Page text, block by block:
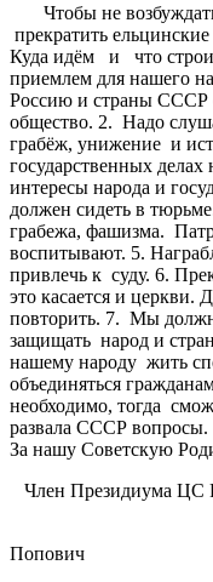
Чтобы не возбуждать
прекратить
Куда идём и что
приемлем для нашего
Россию и страны СССР
общество. 2. Надо
грабёж, унижение и
государственных
интересы народа и
должен сидеть в
грабежа, фашизма.
воспитывают. 5.
привлечь к суду. 6.
это касается и церкви.
повторить. 7. Мы
защищать народ и
нашему народу жить
объединяться
необходимо, тогда
развала СССР вопросы.
За нашу Советскую
Член Президиума ЦС
Попович